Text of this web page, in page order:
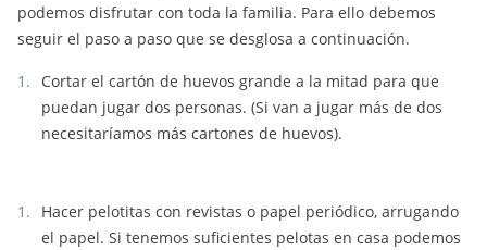
podemos disfrutar con toda la familia. Para ello debemos
seguir el paso a paso que se desglosa a continuación.
Cortar el cartón de huevos grande a la mitad para que
puedan jugar dos personas. (Si van a jugar más de dos
necesitaríamos más cartones de huevos).
Hacer pelotitas con revistas o papel periódico, arrugando
el papel. Si tenemos suficientes pelotas en casa podemos